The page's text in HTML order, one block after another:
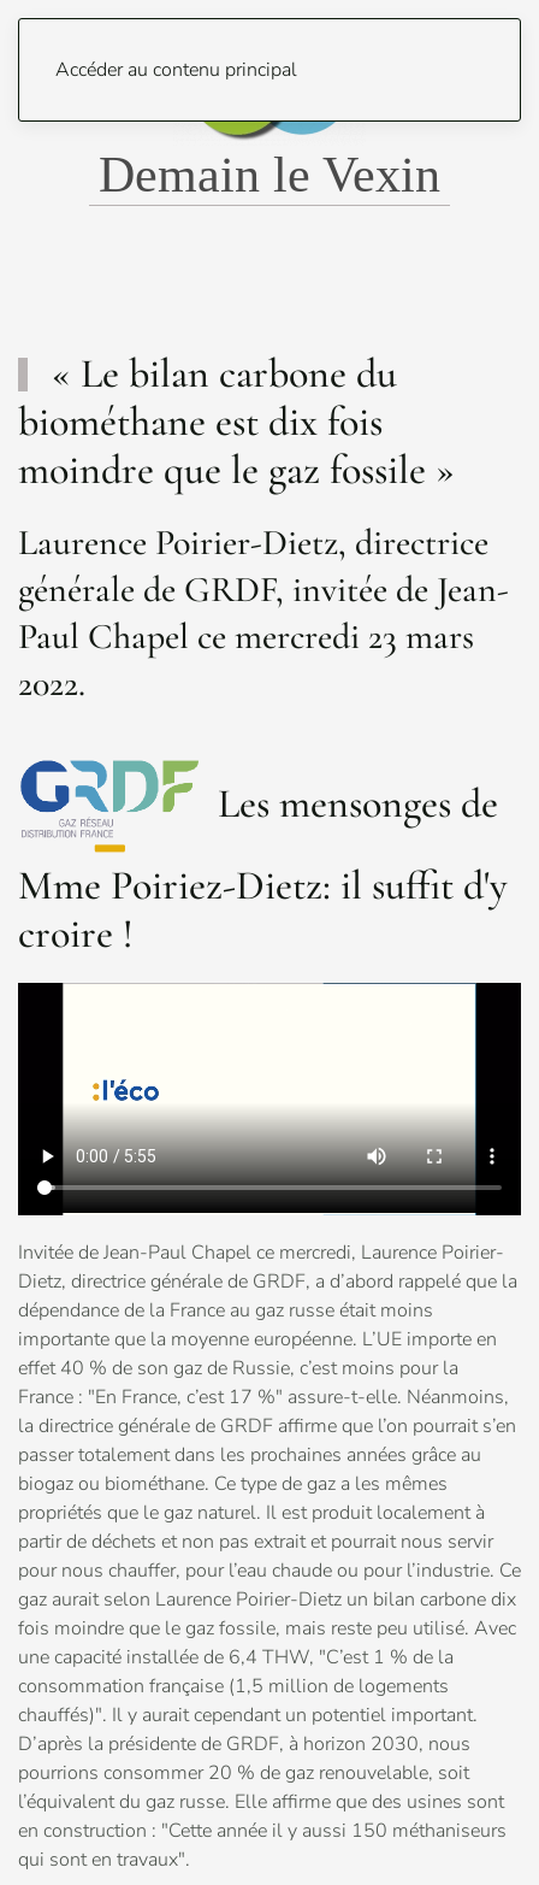
Accéder au contenu principal
Demain le Vexin
« Le bilan carbone du
biométhane est dix fois
moindre que le gaz fossile »
Laurence Poirier-Dietz, directrice
générale de GRDF, invitée de Jean-
Paul Chapel ce mercredi 23 mars
2022.
Les mensonges de
Mme Poiriez-Dietz: il suffit d'y
croire !
Invitée de Jean-Paul Chapel ce mercredi, Laurence Poirier-
Dietz, directrice générale de GRDF, a d’abord rappelé que la
dépendance de la France au gaz russe était moins
importante que la moyenne européenne. L’UE importe en
effet 40 % de son gaz de Russie, c’est moins pour la
France : "En France, c’est 17 %" assure-t-elle. Néanmoins,
la directrice générale de GRDF affirme que l’on pourrait s’en
passer totalement dans les prochaines années grâce au
biogaz ou biométhane. Ce type de gaz a les mêmes
propriétés que le gaz naturel. Il est produit localement à
partir de déchets et non pas extrait et pourrait nous servir
pour nous chauffer, pour l’eau chaude ou pour l’industrie. Ce
gaz aurait selon Laurence Poirier-Dietz un bilan carbone dix
fois moindre que le gaz fossile, mais reste peu utilisé. Avec
une capacité installée de 6,4 THW, "C’est 1 % de la
consommation française (1,5 million de logements
chauffés)". Il y aurait cependant un potentiel important.
D’après la présidente de GRDF, à horizon 2030, nous
pourrions consommer 20 % de gaz renouvelable, soit
l’équivalent du gaz russe. Elle affirme que des usines sont
en construction : "Cette année il y aussi 150 méthaniseurs
qui sont en travaux".